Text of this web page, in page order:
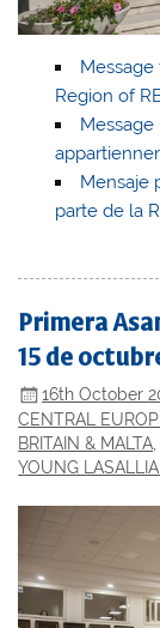
Region of
Mensaje
parte de la
Primera
15 de
16th October
CENTRAL
BRITAIN & MALTA,
YOUNG